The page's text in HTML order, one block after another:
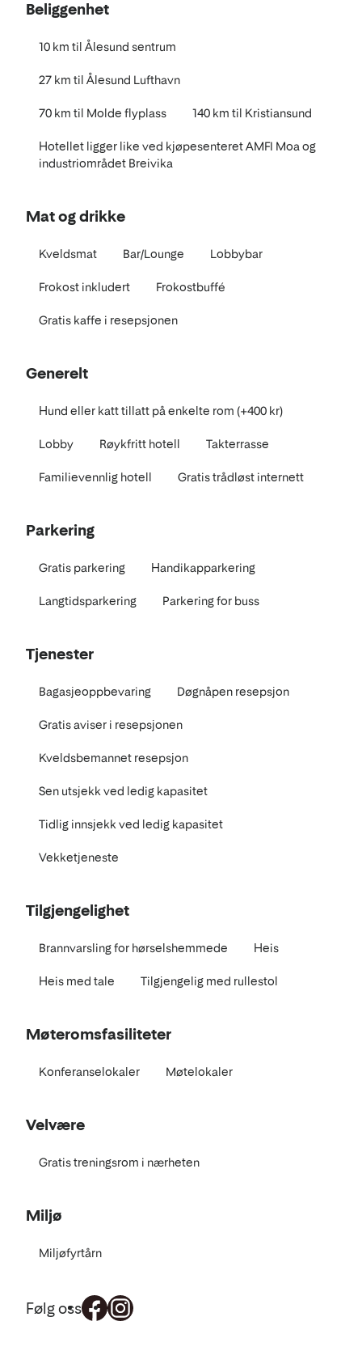
Beliggenhet
10 km til Ålesund sentrum
27 km til Ålesund Lufthavn
70 km til Molde flyplass 140 km til Kristiansund
Hotellet ligger like ved kjøpesenteret AMFI Moa og
industriområdet Breivika
Mat og drikke
Kveldsmat Bar/Lounge Lobbybar
Frokost inkludert Frokostbuffé
Gratis kaffe i resepsjonen
Generelt
Hund eller katt tillatt på enkelte rom (+400 kr)
Lobby Røykfritt hotell Takterrasse
Familievennlig hotell Gratis trådløst internett
Parkering
Gratis parkering Handikapparkering
Langtidsparkering Parkering for buss
Tjenester
Bagasjeoppbevaring Døgnåpen resepsjon
Gratis aviser i resepsjonen
Kveldsbemannet resepsjon
Sen utsjekk ved ledig kapasitet
Tidlig innsjekk ved ledig kapasitet
Vekketjeneste
Tilgjengelighet
Brannvarsling for hørselshemmede Heis
Heis med tale Tilgjengelig med rullestol
Møteromsfasiliteter
Konferanselokaler Møtelokaler
Velvære
Gratis treningsrom i nærheten
Miljø
Miljøfyrtårn
Følg oss